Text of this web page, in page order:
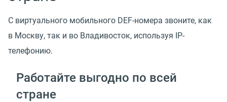
С виртуального мобильного DEF-номера звоните, как
в Москву, так и во Владивосток, используя IP-
телефонию.
Работайте выгодно по всей
стране